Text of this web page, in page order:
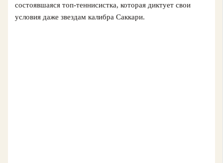
состоявшаяся топ-теннисистка, которая диктует свои
условия даже звездам калибра Саккари.